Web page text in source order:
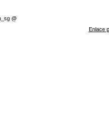
@
Enlace